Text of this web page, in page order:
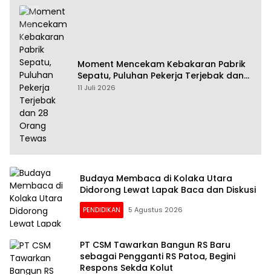
Moment Mencekam Kebakaran Pabrik
Sepatu, Puluhan Pekerja Terjebak dan
28 Orang Tewas
11 Juli 2026
Budaya Membaca di Kolaka Utara
Didorong Lewat Lapak Baca dan Diskusi
PENDIDIKAN 5 Agustus 2026
PT CSM Tawarkan Bangun RS Baru
sebagai Pengganti RS Patoa, Begini
Respons Sekda Kolut